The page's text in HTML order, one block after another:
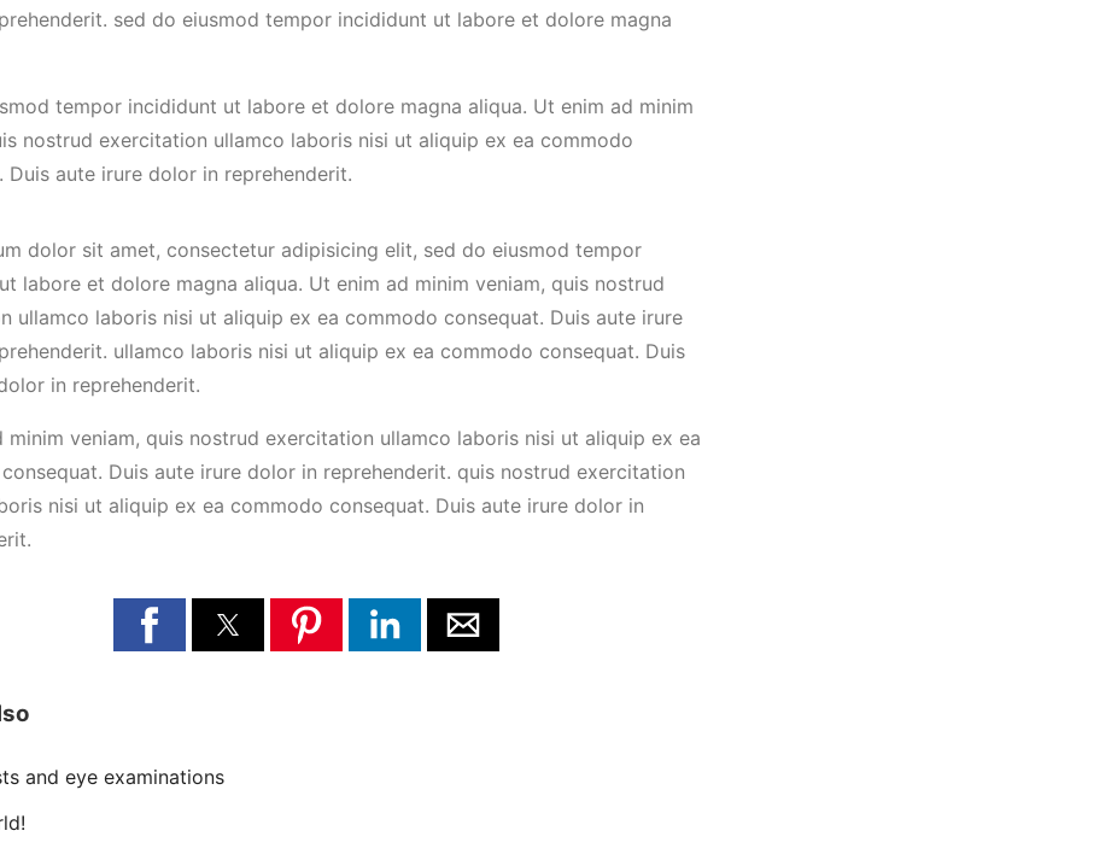
sed do eiusmod tempor incididunt ut labore et dolore magna
tempor incididunt ut labore et dolore magna aliqua. Ut enim ad minim
nostrud exercitation ullamco laboris nisi ut aliquip ex ea commodo
Duis aute irure dolor in reprehenderit.
dolor sit amet, consectetur adipisicing elit, sed do eiusmod tempor
labore et dolore magna aliqua. Ut enim ad minim veniam, quis nostrud
ullamco laboris nisi ut aliquip ex ea commodo consequat. Duis aute irure
ullamco laboris nisi ut aliquip ex ea commodo consequat. Duis
in reprehenderit.
minim veniam, quis nostrud exercitation ullamco laboris nisi ut aliquip ex ea
Duis aute irure dolor in reprehenderit. quis nostrud exercitation
nisi ut aliquip ex ea commodo consequat. Duis aute irure dolor in
and eye examinations